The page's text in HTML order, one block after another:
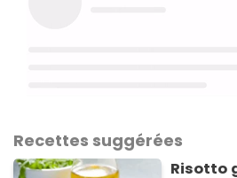
Recettes suggérées
Risotto